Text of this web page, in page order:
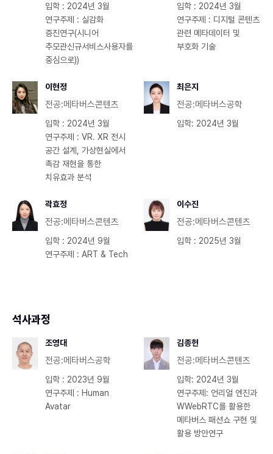
입학 : 2024년 3월
연구주제 : 실감화
증진연구(시니어
추모관신규서비스사용자를
중심으로))
입학 : 2024년 3월
연구주제 : 디지털 콘텐츠
관련 메타데이터 및
부호화 기술
이현정
전공:메타버스콘텐츠
입학 : 2024년 3월
연구주제 : VR. XR 전시
공간 설계, 가상현실에서
촉감 재현을 통한
치유효과 분석
최은지
전공:메타버스공학
입학: 2024년 3월
곽효정
전공:메타버스콘텐츠
입학 : 2024년 9월
연구주제 : ART & Tech
이수진
전공:메타버스콘텐츠
입학 : 2025년 3월
석사과정
조영대
전공:메타버스공학
입학 : 2023년 9월
연구주제 : Human
Avatar
김종헌
전공:메타버스콘텐츠
입학: 2024년 3월
연구주제: 언리얼 엔진과
WWebRTC를 활용한
메타버스 패션쇼 구현 및
활용 방안연구